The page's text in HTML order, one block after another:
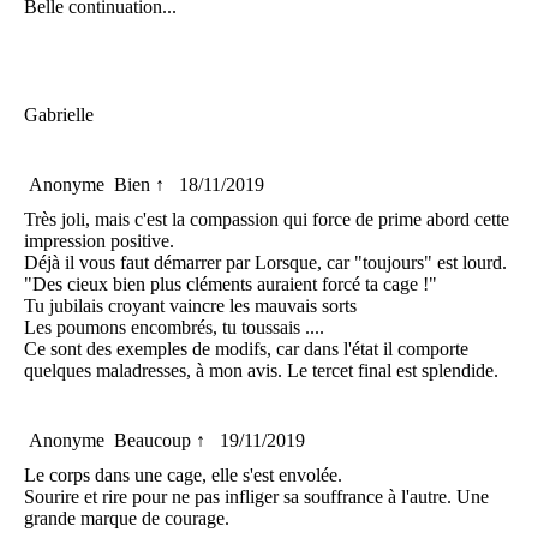
Belle continuation...
Gabrielle
Anonyme Bien ↑
18/11/2019
Très joli, mais c'est la compassion qui force de prime abord cette
impression positive.
Déjà il vous faut démarrer par Lorsque, car "toujours" est lourd.
"Des cieux bien plus cléments auraient forcé ta cage !"
Tu jubilais croyant vaincre les mauvais sorts
Les poumons encombrés, tu toussais ....
Ce sont des exemples de modifs, car dans l'état il comporte
quelques maladresses, à mon avis. Le tercet final est splendide.
Anonyme Beaucoup ↑
19/11/2019
Le corps dans une cage, elle s'est envolée.
Sourire et rire pour ne pas infliger sa souffrance à l'autre. Une
grande marque de courage.